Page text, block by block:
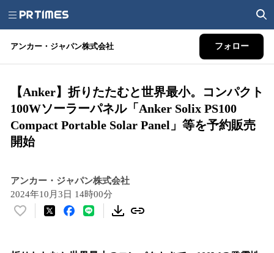
アンカー・ジャパン株式会社 フォロー
【Anker】折りたたむと世界最小。コンパクト
100Wソーラーパネル「Anker Solix PS100
Compact Portable Solar Panel」等を予約販売
開始
アンカー・ジャパン株式会社
2024年10月3日 14時00分
い